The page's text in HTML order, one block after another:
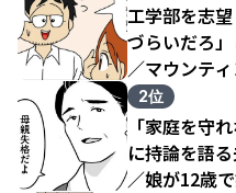
工学部を志
づらいだろ
／マウンテ
結果（1）
2位
「家庭を守
に持論を語
／娘が12歳